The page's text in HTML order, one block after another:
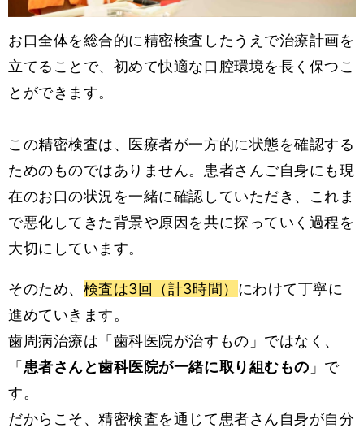
お口全体を総合的に精密検査したうえで治療計画を
立てることで、初めて快適な口腔環境を長く保つこ
とができます。
この精密検査は、医療者が一方的に状態を確認する
ためのものではありません。患者さんご自身にも現
在のお口の状況を一緒に確認していただき、これま
で悪化してきた背景や原因を共に探っていく過程を
大切にしています。
そのため、 検査は3回（計3時間） にわけて丁寧に
進めていきます。
歯周病治療は「歯科医院が治すもの」ではなく、
「患者さんと歯科医院が一緒に取り組むもの 」で
す。
だからこそ、精密検査を通じて患者さん自身が自分